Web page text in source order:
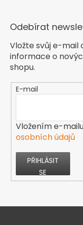
Odebírat
Vložte svůj e-mail
informace o
shopu.
E-mail
Vložením e-
osobních údajů
PŘIHLÁSIT
SE